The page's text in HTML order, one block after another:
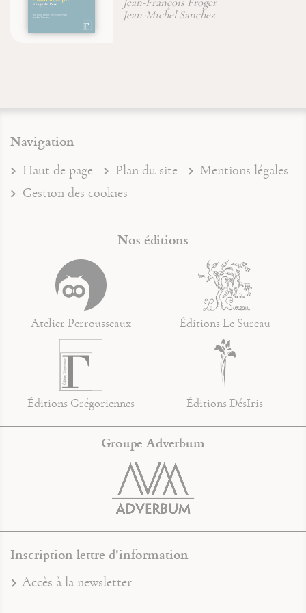
Navigation
Haut de page Plan du site
Mentions légales
Gestion des cookies
Nos éditions
Atelier Perrousseaux Éditions Le Sureau
Éditions Grégoriennes Éditions DésIris
Groupe Adverbum
Inscription lettre d'information
Accès à la newsletter